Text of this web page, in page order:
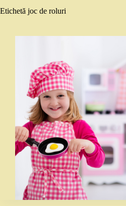
Etichetă joc de roluri